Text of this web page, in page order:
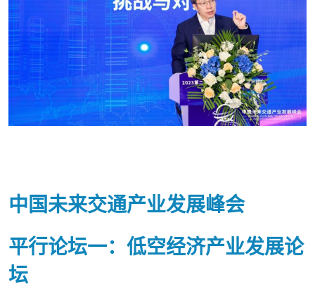
中国未来交通产业发展峰会
平行论坛一：低空经济产业发展论
坛